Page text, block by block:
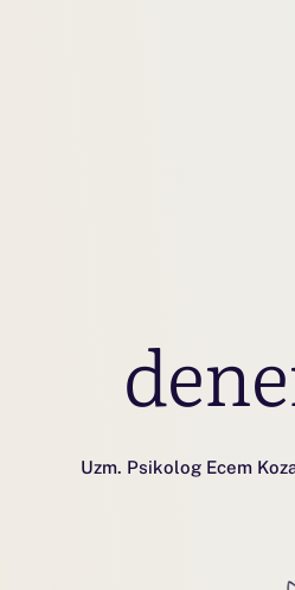
Uzm. Psikolog Ecem